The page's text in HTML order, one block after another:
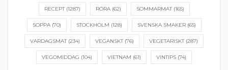
RECEPT(1287) RÖRA(62) SOMMARMAT(165)
SOPPA(70) STOCKHOLM (128) SVENSKA SMAKER(65)
VARDAGSMAT(234) VEGANSKT(76) VEGETARISKT(287)
VEGOMIDDAG (104) VIETNAM (61) VINTIPS (74)